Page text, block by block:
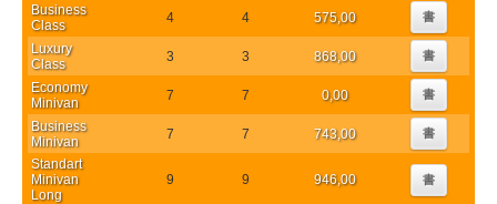
Business
Class
4 4 575,00 書
Luxury
Class
3 3 868,00 書
Economy
Minivan
7 7 0,00 書
Business
Minivan
7 7 743,00 書
Standart
Minivan
Long
9 9 946,00 書